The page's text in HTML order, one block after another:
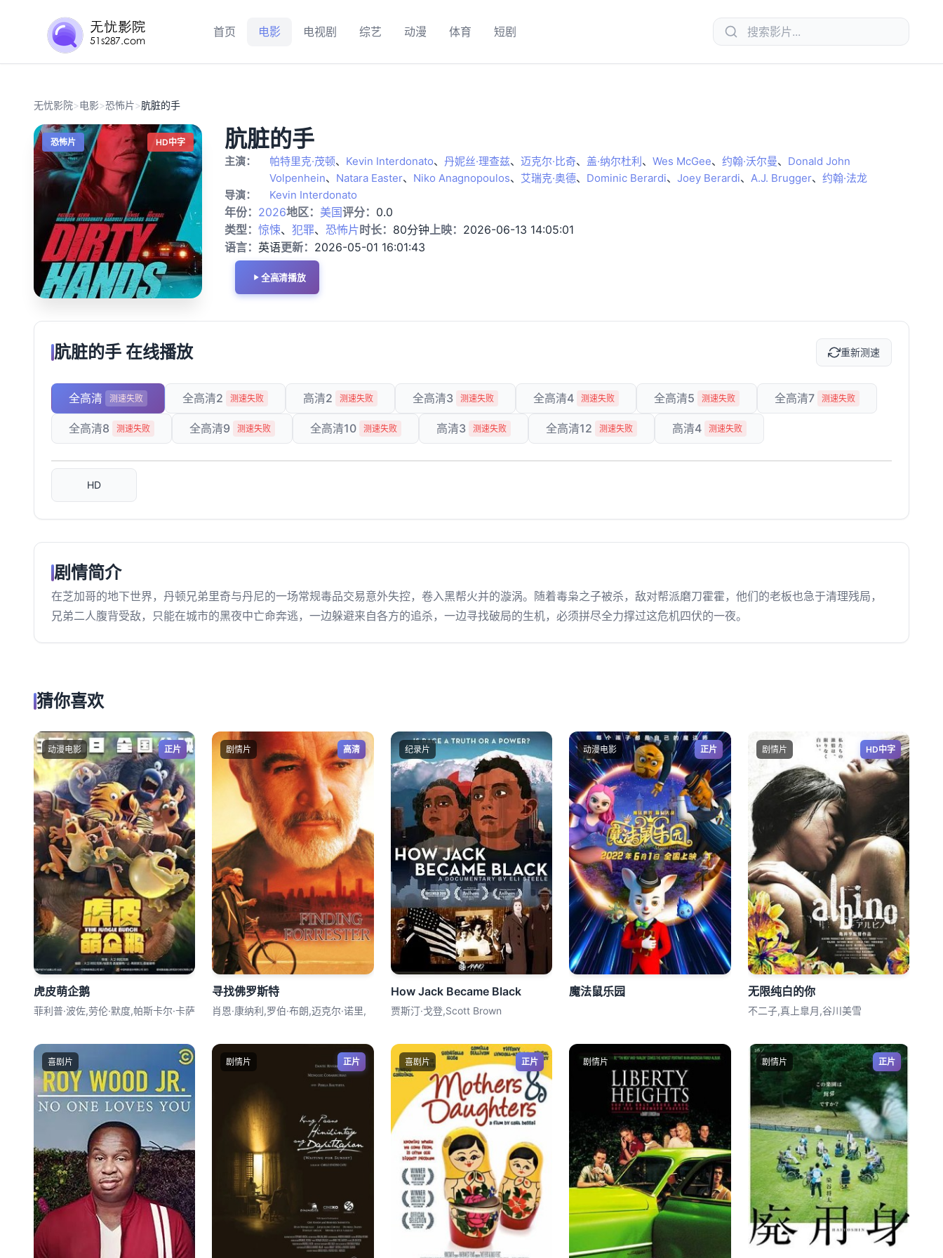
首页 电影 电视剧 综艺 动漫 体育 短剧
无忧影院>电影>恐怖片>肮脏的手
恐怖片 HD中字 肮脏的手
主演： 帕特里克·茂顿、 Kevin Interdonato、 丹妮丝·理查兹、 迈克尔·比奇、 盖·纳尔杜利、 Wes McGee、 约翰·沃尔曼、 Donald John
Volpenhein、 Natara Easter、 Niko Anagnopoulos、 艾瑞克·奥德、 Dominic Berardi、 Joey Berardi、 A.J. Brugger、 约翰·法龙
导演：
Kevin Interdonato
年份： 2026地区： 美国评分： 0.0
类型： 惊悚、 犯罪、 恐怖片时长： 80分钟上映： 2026-06-13 14:05:01
语言： 英语更新： 2026-05-01 16:01:43
全高清播放
肮脏的手 在线播放 重新测速
全高清 测速失败 全高清2 测速失败 高清2 测速失败 全高清3 测速失败 全高清4 测速失败 全高清5 测速失败 全高清7 测速失败
全高清8 测速失败 全高清9 测速失败 全高清10 测速失败 高清3 测速失败 全高清12 测速失败 高清4 测速失败
HD
剧情简介
在芝加哥的地下世界，丹顿兄弟里奇与丹尼的一场常规毒品交易意外失控，卷入黑帮火并的漩涡。随着毒枭之子被杀，敌对帮派磨刀霍霍，他们的老板也急于清理残局，
兄弟二人腹背受敌，只能在城市的黑夜中亡命奔逃，一边躲避来自各方的追杀，一边寻找破局的生机，必须拼尽全力撑过这危机四伏的一夜。
猜你喜欢
动漫电影 正片
虎皮萌企鹅
菲利普·波佐,劳伦·默度,帕斯卡尔·卡萨
剧情片 高清
寻找佛罗斯特
肖恩·康纳利,罗伯·布朗,迈克尔·诺里,
纪录片
How Jack Became Black
贾斯汀·戈登,Scott Brown
动漫电影 正片
魔法鼠乐园
剧情片 HD中字
无限纯白的你
不二子,真上臯月,谷川美雪
喜剧片 剧情片 正片 喜剧片 正片 剧情片 剧情片 正片